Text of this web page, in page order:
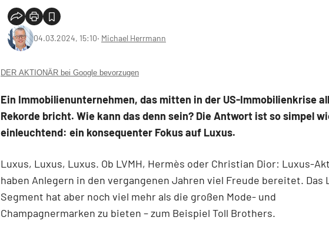
04.03.2024, 15:10‧ Michael Herrmann
DER AKTIONÄR bei Google bevorzugen
Ein Immobilienunternehmen, das mitten in der US-Immobilienkrise
Rekorde bricht. Wie kann das denn sein? Die Antwort ist so simpel
einleuchtend: ein konsequenter Fokus auf Luxus.
Luxus, Luxus, Luxus. Ob LVMH, Hermès oder Christian Dior: Luxus-
haben Anlegern in den vergangenen Jahren viel Freude bereitet. Das
Segment hat aber noch viel mehr als die großen Mode- und
Champagnermarken zu bieten – zum Beispiel Toll Brothers.